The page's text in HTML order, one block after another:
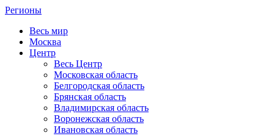
Регионы
Весь мир
Москва
Центр
Весь Центр
Московская область
Белгородская область
Брянская область
Владимирская область
Воронежская область
Ивановская область